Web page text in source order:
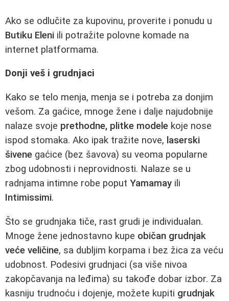
Ako se odlučite za kupovinu, proverite i ponudu u
Butiku Eleni ili potražite polovne komade na
internet platformama.
Donji veš i grudnjaci
Kako se telo menja, menja se i potreba za donjim
vešom. Za gaćice, mnoge žene i dalje najudobnije
nalaze svoje prethodne, plitke modele koje nose
ispod stomaka. Ako ipak tražite nove, laserski
šivene gaćice (bez šavova) su veoma popularne
zbog udobnosti i neprovidnosti. Nalaze se u
radnjama intimne robe poput Yamamay ili
Intimissimi.
Što se grudnjaka tiče, rast grudi je individualan.
Mnoge žene jednostavno kupe običan grudnjak
veće veličine, sa dubljim korpama i bez žica za veću
udobnost. Podesivi grudnjaci (sa više nivoa
zakopčavanja na leđima) su takođe dobar izbor. Za
kasniju trudnoću i dojenje, možete kupiti grudnjak